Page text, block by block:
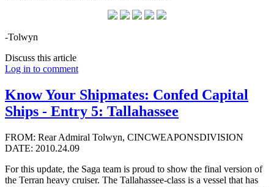
-Tolwyn
Discuss this article
Log in to comment
Know Your Shipmates: Confed Capital
Ships - Entry 5: Tallahassee
FROM: Rear Admiral Tolwyn, CINCWEAPONSDIVISION
DATE: 2010.24.09
For this update, the Saga team is proud to show the final version of
the Terran heavy cruiser. The Tallahassee-class is a vessel that has